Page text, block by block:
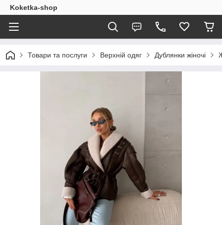
Koketka-shop
Товари та послуги Верхній одяг Дублянки жіночі